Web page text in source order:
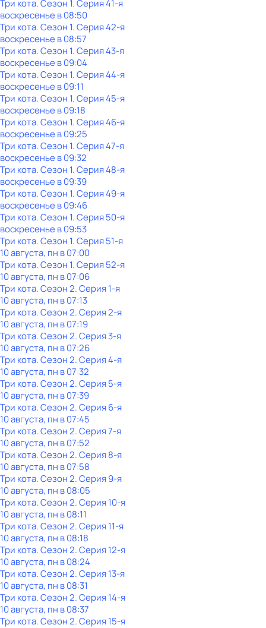
Три кота. Сезон 1. Серия 41-я
воскресенье в08:50
Три кота. Сезон 1. Серия 42-я
воскресенье в08:57
Три кота. Сезон 1. Серия 43-я
воскресенье в09:04
Три кота. Сезон 1. Серия 44-я
воскресенье в09:11
Три кота. Сезон 1. Серия 45-я
воскресенье в09:18
Три кота. Сезон 1. Серия 46-я
воскресенье в09:25
Три кота. Сезон 1. Серия 47-я
воскресенье в09:32
Три кота. Сезон 1. Серия 48-я
воскресенье в09:39
Три кота. Сезон 1. Серия 49-я
воскресенье в09:46
Три кота. Сезон 1. Серия 50-я
воскресенье в09:53
Три кота. Сезон 1. Серия 51-я
10 августа, пн в 07:00
Три кота. Сезон 1. Серия 52-я
10 августа, пн в 07:06
Три кота. Сезон 2. Серия 1-я
10 августа, пн в 07:13
Три кота. Сезон 2. Серия 2-я
10 августа, пн в 07:19
Три кота. Сезон 2. Серия 3-я
10 августа, пн в 07:26
Три кота. Сезон 2. Серия 4-я
10 августа, пн в 07:32
Три кота. Сезон 2. Серия 5-я
10 августа, пн в 07:39
Три кота. Сезон 2. Серия 6-я
10 августа, пн в 07:45
Три кота. Сезон 2. Серия 7-я
10 августа, пн в 07:52
Три кота. Сезон 2. Серия 8-я
10 августа, пн в 07:58
Три кота. Сезон 2. Серия 9-я
10 августа, пн в 08:05
Три кота. Сезон 2. Серия 10-я
10 августа, пн в 08:11
Три кота. Сезон 2. Серия 11-я
10 августа, пн в 08:18
Три кота. Сезон 2. Серия 12-я
10 августа, пн в 08:24
Три кота. Сезон 2. Серия 13-я
10 августа, пн в 08:31
Три кота. Сезон 2. Серия 14-я
10 августа, пн в 08:37
Три кота. Сезон 2. Серия 15-я